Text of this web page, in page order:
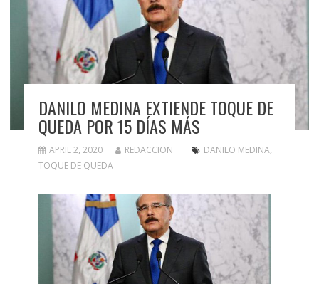
DANILO MEDINA EXTIENDE TOQUE DE
QUEDA POR 15 DÍAS MÁS
APRIL 2, 2020 REDACCION DANILO MEDINA,
TOQUE DE QUEDA